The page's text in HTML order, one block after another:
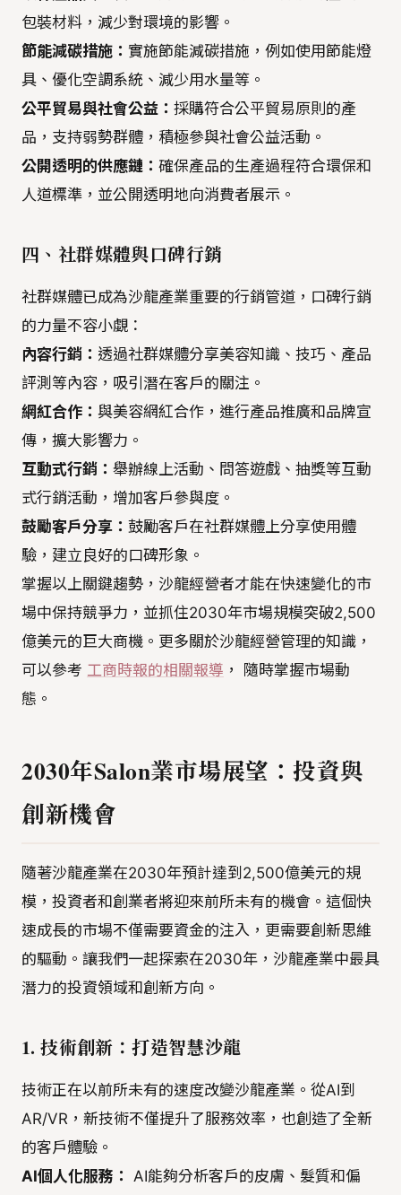
包裝材料，減少對環境的影響。
節能減碳措施： 實施節能減碳措施，例如使用節能燈
具、優化空調系統、減少用水量等。
公平貿易與社會公益： 採購符合公平貿易原則的產
品，支持弱勢群體，積極參與社會公益活動。
公開透明的供應鏈： 確保產品的生產過程符合環保和
人道標準，並公開透明地向消費者展示。
四、 社群媒體與口碑行銷
社群媒體已成為沙龍產業重要的行銷管道，口碑行銷
的力量不容小覷：
內容行銷： 透過社群媒體分享美容知識、技巧、產品
評測等內容，吸引潛在客戶的關注。
網紅合作： 與美容網紅合作，進行產品推廣和品牌宣
傳，擴大影響力。
互動式行銷： 舉辦線上活動、問答遊戲、抽獎等互動
式行銷活動，增加客戶參與度。
鼓勵客戶分享： 鼓勵客戶在社群媒體上分享使用體
驗，建立良好的口碑形象。
掌握以上關鍵趨勢，沙龍經營者才能在快速變化的市
場中保持競爭力，並抓住2030年市場規模突破2,500
億美元的巨大商機。更多關於沙龍經營管理的知識，
可以參考 工商時報的相關報導 ， 隨時掌握市場動
態。
2030年Salon業市場展望：投資與
創新機會
隨著沙龍產業在2030年預計達到2,500億美元的規
模，投資者和創業者將迎來前所未有的機會。這個快
速成長的市場不僅需要資金的注入，更需要創新思維
的驅動。讓我們一起探索在2030年，沙龍產業中最具
潛力的投資領域和創新方向。
1. 技術創新：打造智慧沙龍
技術正在以前所未有的速度改變沙龍產業。從AI到
AR/VR，新技術不僅提升了服務效率，也創造了全新
的客戶體驗。
AI個人化服務： AI能夠分析客戶的皮膚、髮質和偏